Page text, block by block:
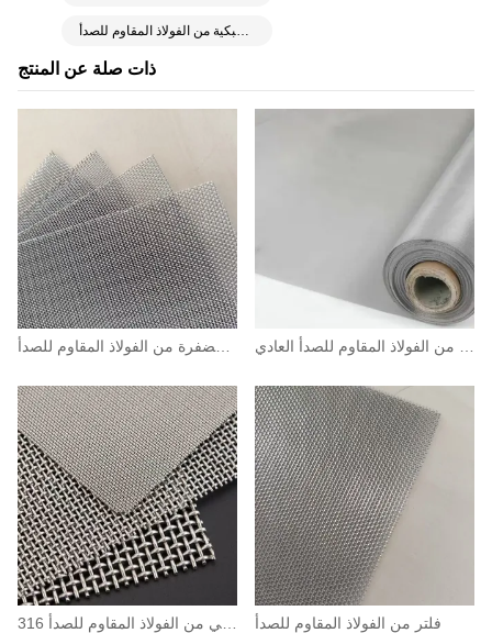
ذات صلة عن المنتج
فلتر من الفولاذ المقاوم للصدأ
لفة شبكية من الفولاذ المقاوم للصدأ